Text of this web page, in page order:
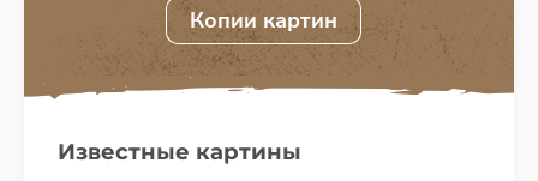
Копии картин
Известные картины